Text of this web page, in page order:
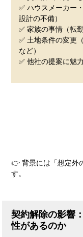
✅ ハウスメーカー
設計の不備）
✅ 家族の事情（転
✅ 土地条件の変更
など）
✅ 他社の提案に魅
👉 背景には「想定外
す。
契約解除の影響
性があるのか